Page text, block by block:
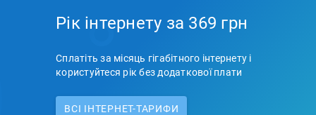
Рік інтернету за 369 грн
Сплатіть за місяць гігабітного інтернету і
користуйтеся рік без додаткової плати
ВСI ІНТЕРНЕТ-ТАРИФИ